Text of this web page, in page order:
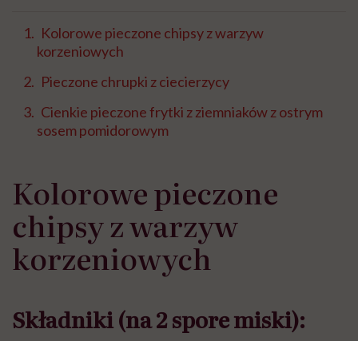
Kolorowe pieczone chipsy z warzyw
korzeniowych
Pieczone chrupki z ciecierzycy
Cienkie pieczone frytki z ziemniaków z ostrym
sosem pomidorowym
Kolorowe pieczone
chipsy z warzyw
korzeniowych
Składniki (na 2 spore miski):